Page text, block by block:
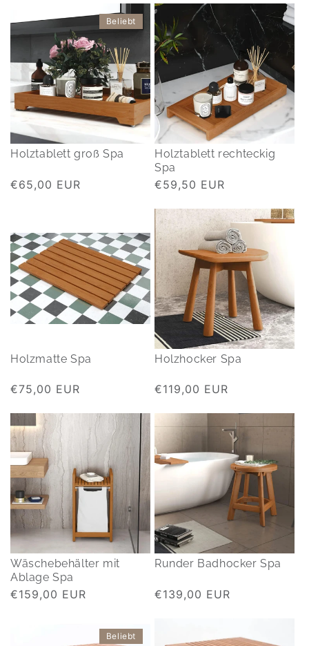
Holztablett groß Spa
Normaler
€65,00 EUR
Beliebt
Holztablett rechteckig
Spa
Normaler
€59,50 EUR
Holzmatte Spa
Normaler
€75,00 EUR
Holzhocker Spa
Normaler
€119,00 EUR
Wäschebehälter mit
Ablage Spa
Normaler
€159,00 EUR
Runder Badhocker Spa
Normaler
€139,00 EUR
Beliebt